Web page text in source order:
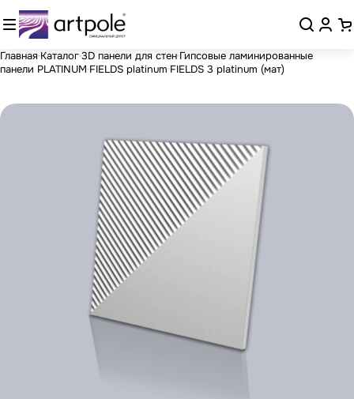
Главная Каталог3D панели для стен Гипсовые ламинированные
панели PLATINUM FIELDS platinum FIELDS 3 platinum (мат)